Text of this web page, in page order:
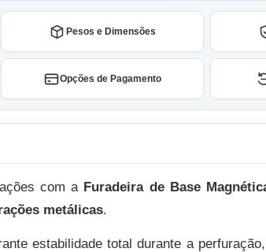
Pesos e Dimensões
Opções de Pagamento
com a Furadeira de Base
metálicas.
estabilidade total durante a